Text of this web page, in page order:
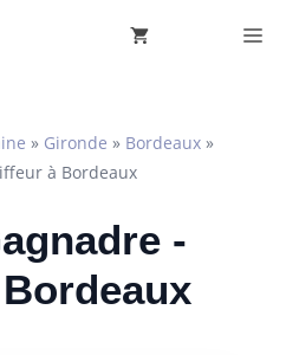
» Gironde » Bordeaux »
à Bordeaux
-